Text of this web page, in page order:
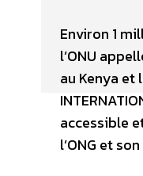
Environ 1
l’ONU
au Kenya et
accessible
l’ONG et